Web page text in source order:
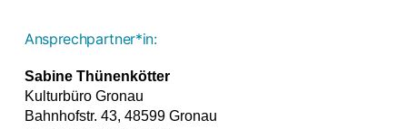
Ansprechpartner*in:
Sabine Thünenkötter
Kulturbüro Gronau
Bahnhofstr. 43, 48599 Gronau